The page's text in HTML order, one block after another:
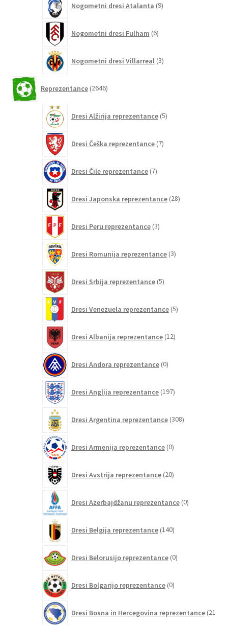
Nogometni dresi Atalanta 9izdelkov
Nogometni dresi Fulham 6izdelkov
Nogometni dresi Villarreal 3izdelki
Reprezentance 2646izdelkov
Dresi Alžirija reprezentance 5izdelkov
Dresi Češka reprezentance 7izdelkov
Dresi Čile reprezentance 7izdelkov
Dresi Japonska reprezentance 28izdelkov
Dresi Peru reprezentance 3izdelki
Dresi Romunija reprezentance 3izdelki
Dresi Srbija reprezentance 5izdelkov
Dresi Venezuela reprezentance 5izdelkov
Dresi Albanija reprezentance 12izdelkov
Dresi Andora reprezentance 0izdelkov
Dresi Anglija reprezentance 197izdelkov
Dresi Argentina reprezentance 308izdelkov
Dresi Armenija reprezentance 0izdelkov
Dresi Avstrija reprezentance 20izdelkov
Dresi Azerbajdžanu reprezentance 0izdelkov
Dresi Belgija reprezentance 140izdelkov
Dresi Belorusijo reprezentance 0izdelkov
Dresi Bolgarijo reprezentance 0izdelkov
Dresi Bosna in Hercegovina reprezentance 21